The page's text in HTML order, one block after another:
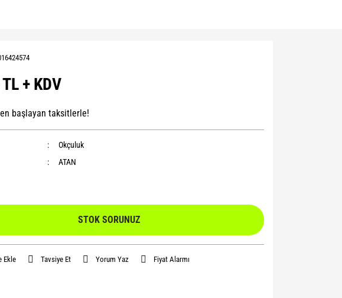
+ KDV
başlayan taksitlerle!
Okçuluk
ATAN
STOK SORUNUZ
Tavsiye Et Yorum Yaz Fiyat Alarmı